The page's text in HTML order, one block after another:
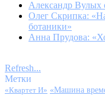
Александр
Олег Скрипка:
ботаники»
Анна Прудова:
Refresh...
Метки
«Квартет И» «Машина